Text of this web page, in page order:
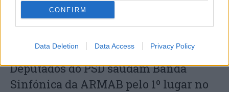
CONFIRM
Data Deletion Data Access Privacy Policy
Deputados do PSD saúdam Banda
Sinfónica da ARMAB pelo 1º lugar no